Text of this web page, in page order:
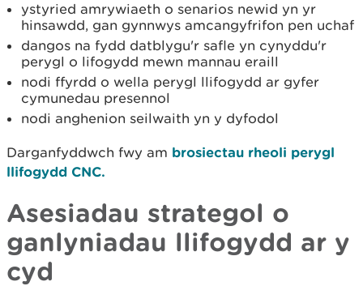
ystyried amrywiaeth o senarios newid yn yr
hinsawdd, gan gynnwys amcangyfrifon pen uchaf
dangos na fydd datblygu'r safle yn cynyddu'r
perygl o lifogydd mewn mannau eraill
nodi ffyrdd o wella perygl llifogydd ar gyfer
cymunedau presennol
nodi anghenion seilwaith yn y dyfodol
Darganfyddwch fwy am brosiectau rheoli perygl
llifogydd CNC.
Asesiadau strategol o
ganlyniadau llifogydd ar y
cyd